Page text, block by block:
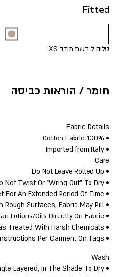
Fitted
טליה לובשת מידה XS
חומר / הוראות כביסה
Fabric Details
• 100% Cotton Fabric
• Imported from Italy
Care
• Do Not Leave Rolled Up.
• Do Not Twist Or “Wring Out” To Dry.
• Do Not Leave Wet For An Extended Period Of Time.
• Avoid Contact/Sitting On Rough Surfaces, Fabric May Pill.
• Do Not Spray Suntan Lotions/Oils Directly On Fabric.
• Avoid Pools/Spas Treated With Harsh Chemicals.
• Check For Specific Instructions Per Garment On Tags.
Wash
• Lay Flat, Single Layered, In The Shade To Dry.